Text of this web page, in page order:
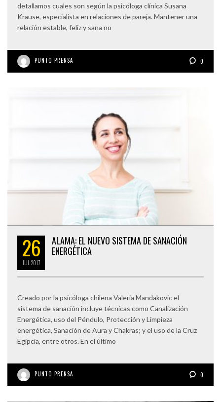
detallamos cuales son según la psicóloga clínica Susana
Krause, especialista en relaciones de pareja. Mantener una
relación estable, feliz y sana no
PUNTO PRENSA 0
26
JUL 2017
ALAMA: EL NUEVO SISTEMA DE SANACIÓN
ENERGÉTICA
Creado por la psicóloga chilena Valeria Mandakovic el
sistema de sanación incluye técnicas como Canalización
Energética, uso del Péndulo, Protección y Limpieza
energética, Sanación de Aura y Chakras; y el uso de la Cruz
Egipcia, entre otros. En el último
PUNTO PRENSA 0